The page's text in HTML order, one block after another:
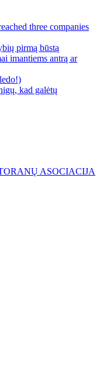
three companies
pirmą būstą
imantiems antrą ar
kad galėtų
ASOCIACIJA